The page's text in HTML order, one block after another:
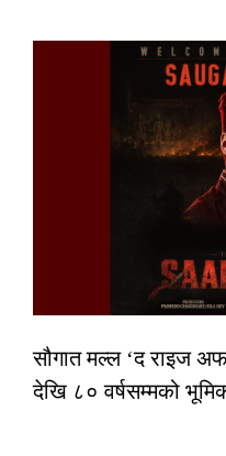
सौगात मल्ल ‘द राइज
देखि ८० वर्षसम्मको